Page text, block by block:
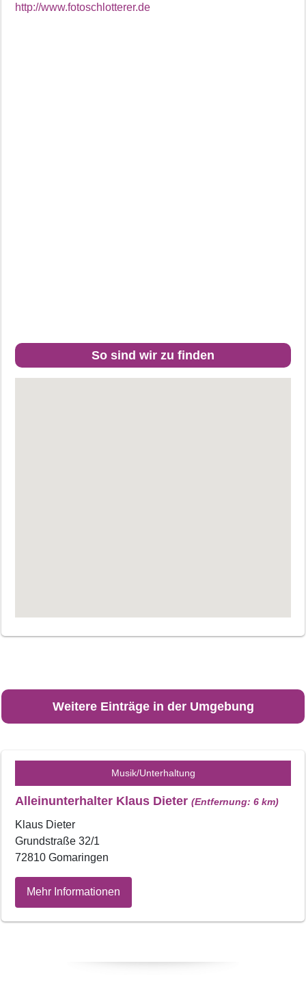
http://www.fotoschlotterer.de
So sind wir zu finden
Weitere Einträge in der Umgebung
Musik/Unterhaltung
Alleinunterhalter Klaus Dieter (Entfernung: 6 km)
Klaus Dieter
Grundstraße 32/1
72810 Gomaringen
Mehr Informationen